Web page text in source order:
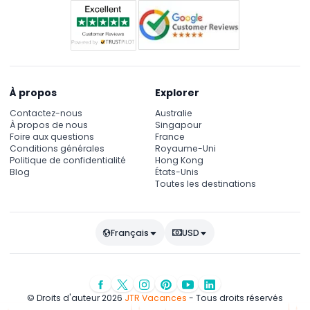
À propos
Contactez-nous
À propos de nous
Foire aux questions
Conditions générales
Politique de confidentialité
Blog
Explorer
Australie
Singapour
France
Royaume-Uni
Hong Kong
États-Unis
Toutes les destinations
Français USD
© Droits d'auteur 2026 JTR Vacances - Tous droits réservés